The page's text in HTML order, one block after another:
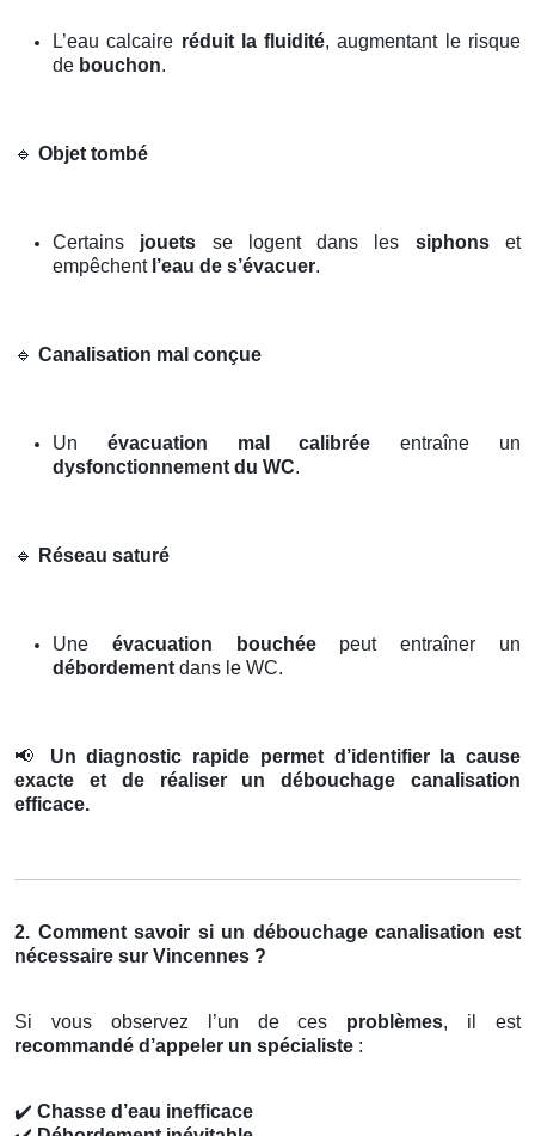
L’eau calcaire réduit la fluidité, augmentant le risque
de bouchon.
🔹 Objet tombé
Certains jouets se logent dans les siphonset
empêchent l’eau de s’évacuer.
🔹 Canalisation mal conçue
Un évacuation mal calibrée entraîne un
dysfonctionnement du WC.
🔹 Réseau saturé
Une évacuation bouchéepeut entraîner un
débordement dans le WC.
📢
Un diagnostic rapide permet d’identifier la cause
exacte et de réaliser un débouchage canalisation
efficace.
2. Comment savoir si un débouchage canalisation est
nécessaire sur Vincennes ?
Si vous observez l’un de ces problèmes, il est
recommandé d’appeler un spécialiste :
✔️ Chasse d’eau inefficace